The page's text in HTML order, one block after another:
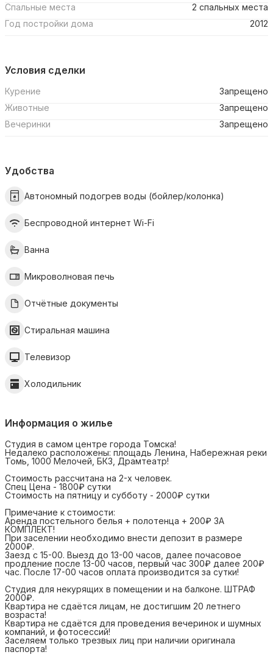
Спальные места
2 спальных места
Год постройки дома
2012
Условия сделки
Курение
Запрещено
Животные
Запрещено
Вечеринки
Запрещено
Удобства
Автономный подогрев воды (бойлер/колонка)
Беспроводной интернет Wi-Fi
Ванна
Микроволновая печь
Отчётные документы
Стиральная машина
Телевизор
Холодильник
Информация о жилье
Студия в самом центре города Томска!
Недалеко расположены: площадь Ленина, Набережная реки
Томь, 1000 Мелочей, БКЗ, Драмтеатр!
Стоимость рассчитана на 2-х человек.
Спец Цена - 1800₽ сутки
Стоимость на пятницу и субботу - 2000₽ сутки
Примечание к стоимости:
Аренда постельного белья + полотенца + 200₽ ЗА
КОМПЛЕКТ!
При заселении необходимо внести депозит в размере
2000₽.
Заезд с 15-00. Выезд до 13-00 часов, далее почасовое
продление после 13-00 часов, первый час 300₽ далее 200₽
час. После 17-00 часов оплата производится за сутки!
Студия для некурящих в помещении и на балконе. ШТРАФ
2000₽.
Квартира не сдаётся лицам, не достигшим 20 летнего
возраста!
Квартира не сдаётся для проведения вечеринок и шумных
компаний, и фотосессий!
Заселяем только трезвых лиц при наличии оригинала
паспорта!